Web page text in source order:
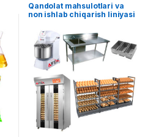
Qandolat mahsulotlari va
non ishlab chiqarish liniyasi